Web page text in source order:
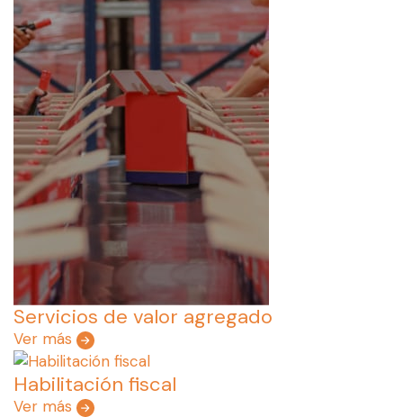
Servicios de valor agregado
Ver más
Habilitación fiscal
Ver más